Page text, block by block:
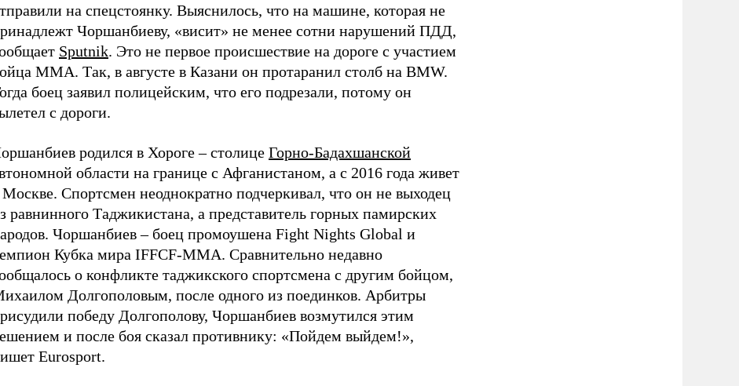
на спецстоянку. Выяснилось, что на машине, которая не
Чоршанбиеву, «висит» не менее сотни нарушений ПДД,
Sputnik. Это не первое происшествие на дороге с участием
MMA. Так, в августе в Казани он протаранил столб на BMW.
боец заявил полицейским, что его подрезали, потому он
с дороги.
родился в Хороге – столице Горно-Бадахшанской
области на границе с Афганистаном, а с 2016 года живет
Москве. Спортсмен неоднократно подчеркивал, что он не выходец
равнинного Таджикистана, а представитель горных памирских
Чоршанбиев – боец промоушена Fight Nights Global и
Кубка мира IFFCF-MMA. Сравнительно недавно
о конфликте таджикского спортсмена с другим бойцом,
Долгополовым, после одного из поединков. Арбитры
победу Долгополову, Чоршанбиев возмутился этим
и после боя сказал противнику: «Пойдем выйдем!»,
Eurosport.